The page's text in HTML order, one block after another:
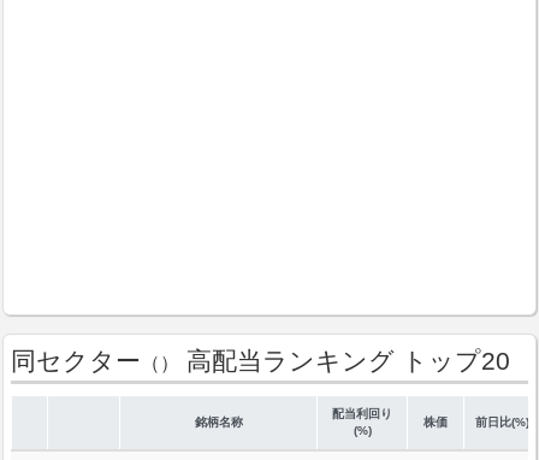
同セクター （） 高配当ランキング トップ20
銘柄名称
配当利回り
(%)
株価 前日比(%)